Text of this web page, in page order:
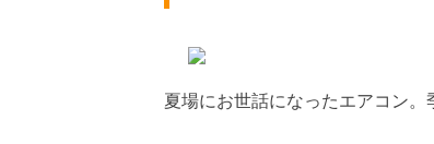
夏場にお世話になったエアコン